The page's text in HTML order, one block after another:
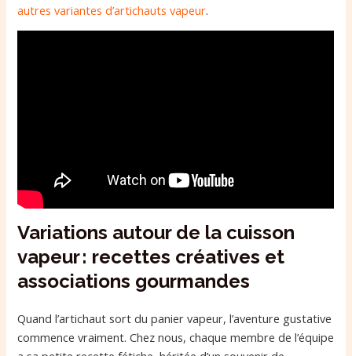
autres variantes d’artichauts vapeur.
Variations autour de la cuisson
vapeur : recettes créatives et
associations gourmandes
Quand l’artichaut sort du panier vapeur, l’aventure gustative
commence vraiment. Chez nous, chaque membre de l’équipe